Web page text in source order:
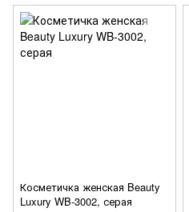
Косметичка женская Beauty
Luxury WB-3002, серая